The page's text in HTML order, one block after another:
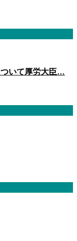
ついて厚労大臣…